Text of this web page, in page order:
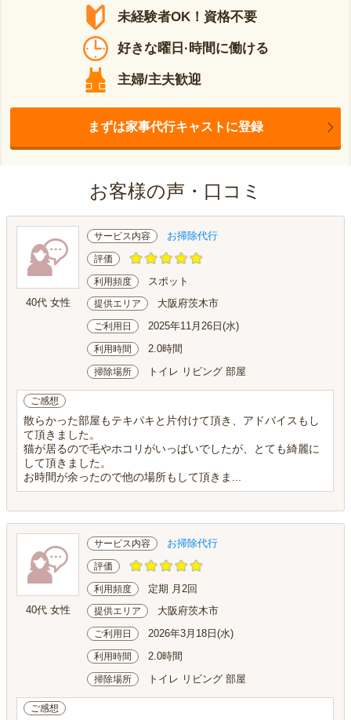
未経験者OK！資格不要
好きな曜日·時間に働ける
主婦/主夫歓迎
まずは家事代行キャストに登録
お客様の声・口コミ
40代 女性
サービス内容 お掃除代行
評価
利用頻度 スポット
提供エリア 大阪府茨木市
ご利用日 2025年11月26日(水)
利用時間 2.0時間
掃除場所 トイレ リビング 部屋
ご感想
散らかった部屋もテキパキと片付けて頂き、アドバイスもし
て頂きました。
猫が居るので毛やホコリがいっぱいでしたが、とても綺麗に
して頂きました。
お時間が余ったので他の場所もして頂きま...
40代 女性
サービス内容 お掃除代行
評価
利用頻度 定期 月2回
提供エリア 大阪府茨木市
ご利用日 2026年3月18日(水)
利用時間 2.0時間
掃除場所 トイレ リビング 部屋
ご感想